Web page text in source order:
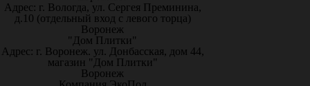
Адрес: г. Вологда, ул. Сергея Преминина,
д.10 (отдельный вход с левого торца)
Воронеж
"Дом Плитки"
Адрес: г. Воронеж. ул. Донбасская, дом 44,
магазин "Дом Плитки"
Воронеж